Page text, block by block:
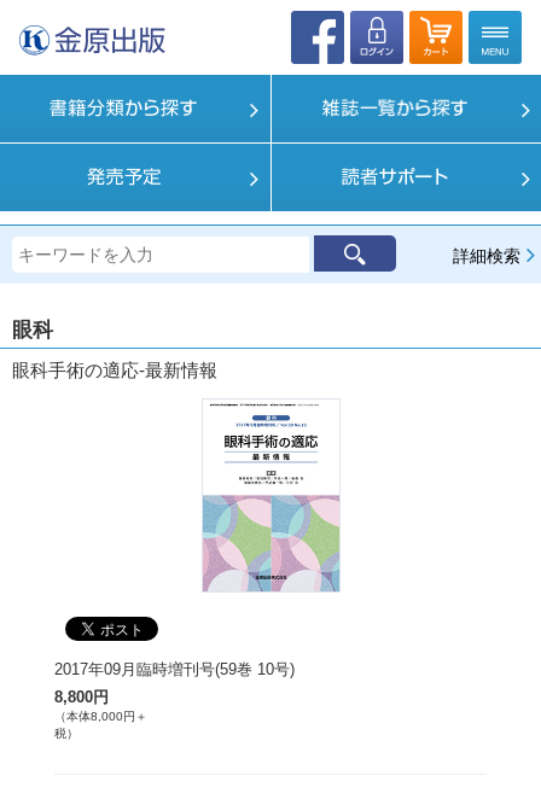
詳細検索
眼科
眼科手術の適応-最新情報
2017年09月臨時増刊号(59巻 10号)
8,800円
（本体8,000円＋
税）